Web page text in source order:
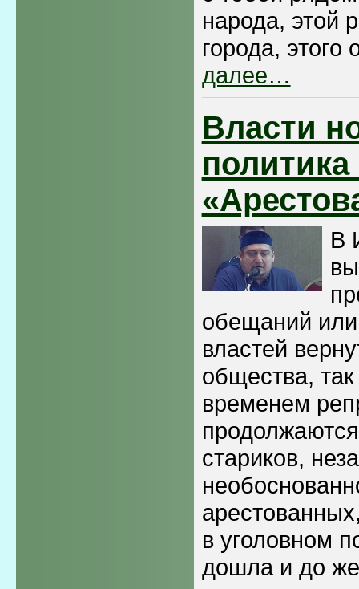
народа, этой
города,
далее…
Власти
политика
В
обещаний
властей
общества,
временем
стариков,
в уголовном
дошла и до